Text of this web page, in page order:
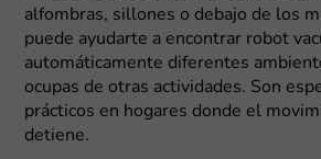
alfombras, sillones o debajo de los
puede ayudarte a encontrar robot
automáticamente diferentes
ocupas de otras actividades. Son
prácticos en hogares donde el
detiene.